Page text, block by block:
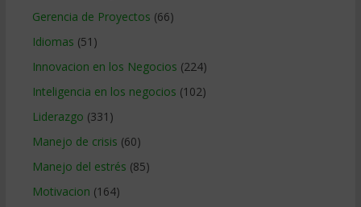
Gerencia de Proyectos (66)
Idiomas (51)
Innovacion en los Negocios (224)
Inteligencia en los negocios (102)
Liderazgo (331)
Manejo de crisis (60)
Manejo del estrés (85)
Motivacion (164)